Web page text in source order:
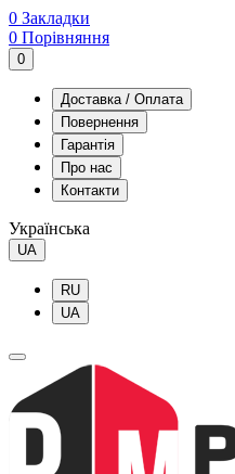
0 Закладки
0 Порівняння
0
Доставка / Оплата
Повернення
Гарантія
Про нас
Контакти
Українська
UA
RU
UA